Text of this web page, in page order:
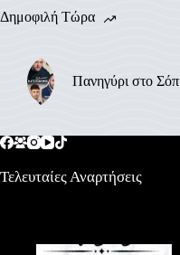
Δημοφιλή Τώρα
Πανηγύρι στο
Τελευταίες Αναρτήσεις